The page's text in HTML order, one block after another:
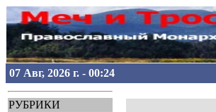
07 Авг, 2026 г. - 00:24
РУБРИКИ